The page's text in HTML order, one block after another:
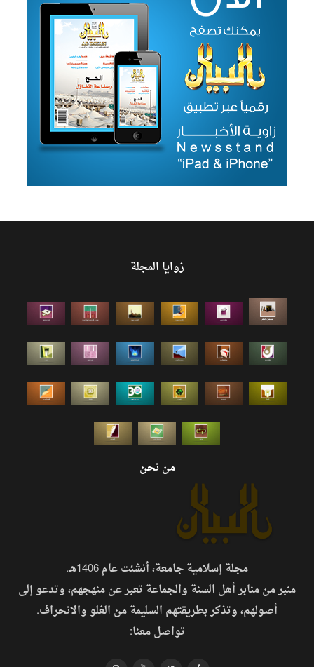
زوايا المجلة
من نحن
مجلة إسلامية جامعة، أنشئت عام 1406هـ.
منبر من منابر أهل السنة والجماعة تعبر عن منهجهم، وتدعو إلى
أصولهم، وتذكر بطريقتهم السليمة من الغلو والانحراف.
تواصل معنا: